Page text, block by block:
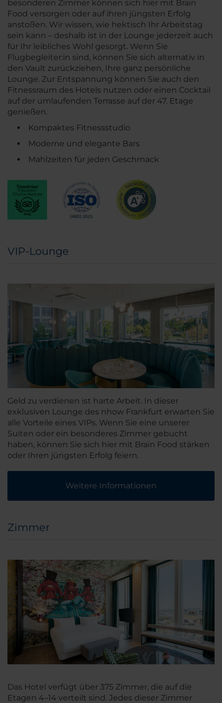
besonderen Zimmer können sich hier mit Brain
Food versorgen oder auf ihren jüngsten Erfolg
anstoßen. Wir wissen, wie hektisch Ihr Arbeitstag
sein kann – deshalb ist in der Lounge jederzeit auch
für Ihr leibliches Wohl gesorgt. Wenn Sie
Flugbegleiter:in sind, können Sie sich alternativ in
den Vault zurückziehen, Ihre ganz persönliche
Lounge. Zur Entspannung können Sie auch den
Fitnessraum des Hotels nutzen oder einen Cocktail
auf der umlaufenden Terrasse auf der 47. Etage
genießen.
Kompaktes Fitnessstudio
Moderne und elegante Bars
Mahlzeiten für jeden Geschmack
VIP-Lounge
Geld zu verdienen ist harte Arbeit. In dieser
exklusiven Lounge des nhow Frankfurt erwarten Sie
alle Vorteile eines VIPs. Wenn Sie eine unserer
Suiten oder ein besonderes Zimmer gebucht
haben, können Sie sich hier mit Brain Food stärken
oder Ihren jüngsten Erfolg feiern.
Weitere Informationen
Zimmer
Das Hotel verfügt über 375 Zimmer, die auf die
Etagen 4–14 verteilt sind. Jedes dieser Zimmer